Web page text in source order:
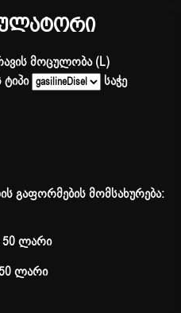
მოცულობა (L)
ტიპი
საჭე
გაფორმების მომსახურება:
50 ლარი
50 ლარი